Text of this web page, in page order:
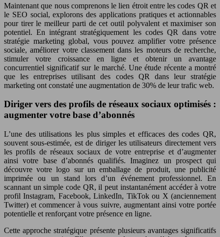
Maintenant que nous comprenons le lien étroit entre les codes QR et
le SEO social, explorons des applications pratiques et actionnables
pour tirer le meilleur parti de cet outil polyvalent et maximiser son
potentiel. En intégrant stratégiquement les codes QR dans votre
stratégie marketing global, vous pouvez amplifier votre présence
sociale, améliorer votre classement dans les moteurs de recherche,
stimuler votre croissance en ligne et obtenir un avantage
concurrentiel significatif sur le marché. Une étude récente a montré
que les entreprises utilisant des codes QR dans leur stratégie
marketing ont constaté une augmentation de 30% de leur trafic web.
Diriger vers des profils de réseaux sociaux optimisés :
augmenter votre base d’abonnés
L’une des utilisations les plus simples et efficaces des codes QR,
souvent sous-estimée, est de diriger les utilisateurs directement vers
les profils de réseaux sociaux de votre entreprise et d’augmenter
ainsi votre base d’abonnés qualifiés. Imaginez un prospect qui
découvre votre logo sur un emballage de produit, une publicité
imprimée ou un stand lors d’un événement professionnel. En
scannant un simple code QR, il peut instantanément accéder à votre
profil Instagram, Facebook, LinkedIn, TikTok ou X (anciennement
Twitter) et commencer à vous suivre, augmentant ainsi votre portée
potentielle et renforçant votre présence en ligne.
Cette approche stratégique présente plusieurs avantages significatifs